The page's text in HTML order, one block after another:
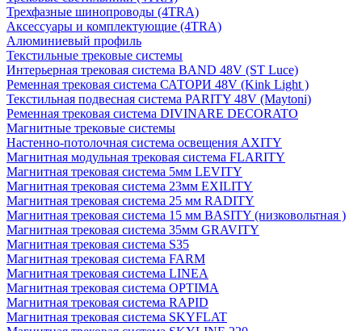
Трехфазные шинопроводы (4TRA)
Аксессуары и комплектующие (4TRA)
Алюминиевый профиль
Текстильные трековые системы
Интерьерная трековая система BAND 48V (ST Luce)
Ременная трековая система САТОРИ 48V (Kink Light )
Текстильная подвесная система PARITY 48V (Maytoni)
Ременная трековая система DIVINARE DECORATO
Магнитные трековые системы
Настенно-потолочная система освещения AXITY
Магнитная модульная трековая система FLARITY
Магнитная трековая система 5мм LEVITY
Магнитная трековая система 23мм EXILITY
Магнитная трековая система 25 мм RADITY
Магнитная трековая система 15 мм BASITY (низковольтная )
Магнитная трековая система 35мм GRAVITY
Магнитная трековая система S35
Магнитная трековая система FARM
Магнитная трековая система LINEA
Магнитная трековая система OPTIMA
Магнитная трековая система RAPID
Магнитная трековая система SKYFLAT